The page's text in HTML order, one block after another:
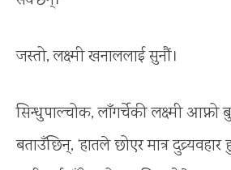
जस्तो, लक्ष्मी खनाललाई सुनौं।
सिन्धुपाल्चोक, लाँगर्चेकी लक्ष्मी आफ्नो
बताउँछिन्, ‘हातले छोएर मात्र दुव्र्यवहार